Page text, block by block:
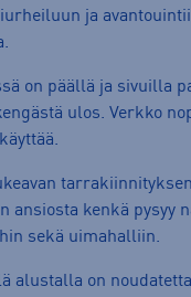
ja
on päällä ja sivuilla
ulos. Verkko
ansiosta kenkä pysyy
sekä uimahalliin.
alustalla on